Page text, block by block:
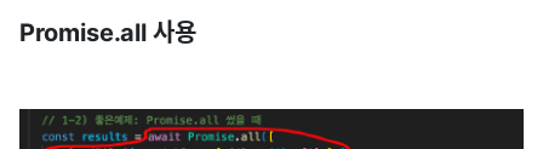
Promise.all 사용